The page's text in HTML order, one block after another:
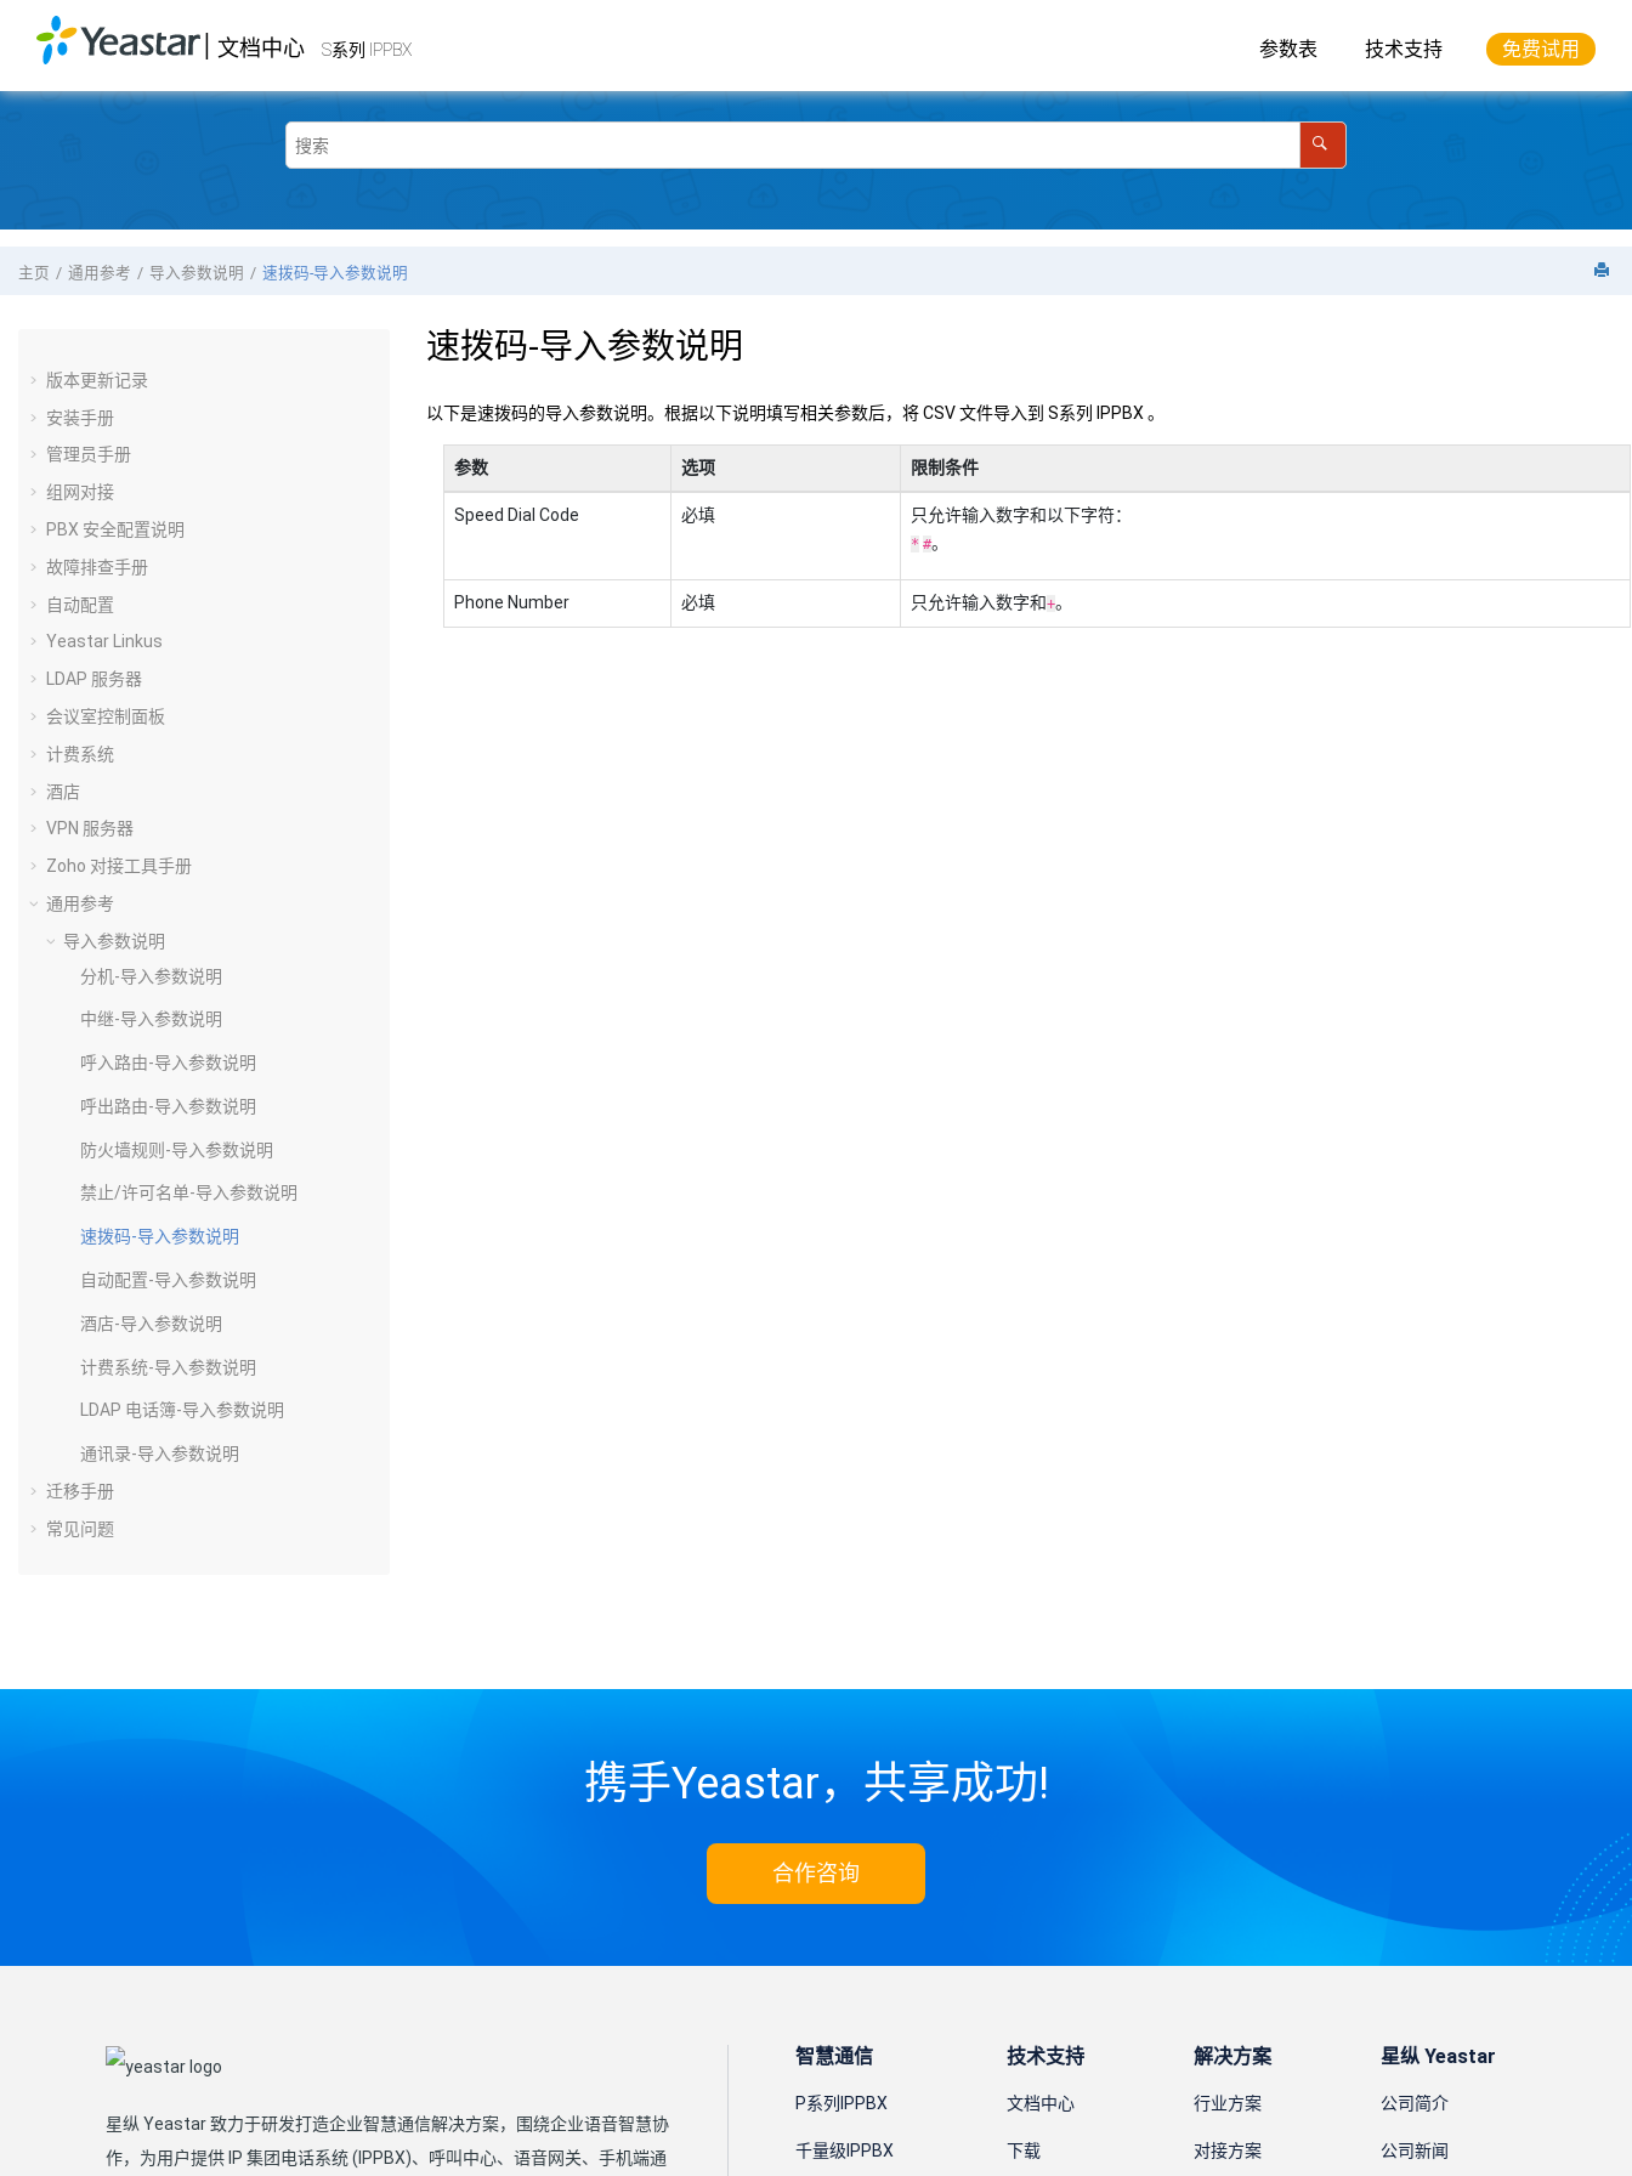
跳转到主要内容
文档中心 S系列 IPPBX 参数表 技术支持 免费试用
YeastarS系列 IPPBX- 文档中心
主页 通用参考 导入参数说明 速拨码-导入参数说明
版本更新记录
安装手册
管理员手册
组网对接
PBX 安全配置说明
故障排查手册
自动配置
Yeastar Linkus
LDAP 服务器
会议室控制面板
计费系统
酒店
VPN 服务器
Zoho 对接工具手册
通用参考
导入参数说明
分机-导入参数说明
中继-导入参数说明
呼入路由-导入参数说明
呼出路由-导入参数说明
防火墙规则-导入参数说明
禁止/许可名单-导入参数说明
速拨码-导入参数说明
自动配置-导入参数说明
酒店-导入参数说明
计费系统-导入参数说明
LDAP 电话簿-导入参数说明
通讯录-导入参数说明
迁移手册
常见问题
速拨码-导入参数说明
以下是速拨码的导入参数说明。根据以下说明填写相关参数后，将 CSV 文件导入到 S系列 IPPBX 。
参数 选项 限制条件
Speed Dial Code 必填 只允许输入数字和以下字符：
* #。
Phone Number 必填 只允许输入数字和+。
携手Yeastar，共享成功!
合作咨询
星纵 Yeastar 致力于研发打造企业智慧通信解决方案，围绕企业语音智慧协
作，为用户提供 IP 集团电话系统 (IPPBX)、呼叫中心、语音网关、手机端通
智慧通信
P系列IPPBX
千量级IPPBX
技术支持
文档中心
下载
解决方案
行业方案
对接方案
星纵 Yeastar
公司简介
公司新闻